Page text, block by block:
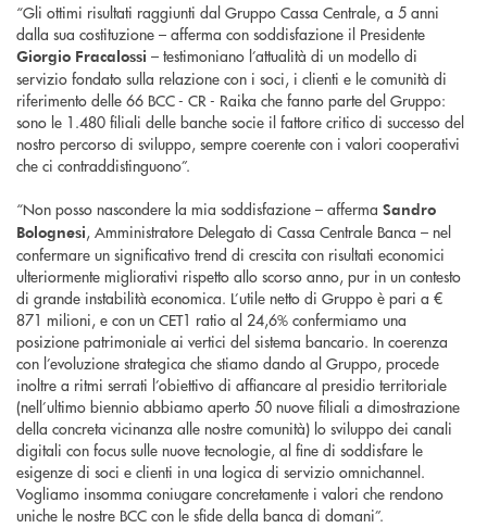
“Gli ottimi risultati raggiunti dal Gruppo Cassa Centrale, a 5 anni
dalla sua costituzione – afferma con soddisfazione il Presidente
Giorgio Fracalossi – testimoniano l’attualità di un modello di
servizio fondato sulla relazione con i soci, i clienti e le comunità di
riferimento delle 66 BCC - CR - Raika che fanno parte del Gruppo:
sono le 1.480 filiali delle banche socie il fattore critico di successo del
nostro percorso di sviluppo, sempre coerente con i valori cooperativi
che ci contraddistinguono”.
“Non posso nascondere la mia soddisfazione – afferma Sandro
Bolognesi, Amministratore Delegato di Cassa Centrale Banca – nel
confermare un significativo trend di crescita con risultati economici
ulteriormente migliorativi rispetto allo scorso anno, pur in un contesto
di grande instabilità economica. L’utile netto di Gruppo è pari a €
871 milioni, e con un CET1 ratio al 24,6% confermiamo una
posizione patrimoniale ai vertici del sistema bancario. In coerenza
con l’evoluzione strategica che stiamo dando al Gruppo, procede
inoltre a ritmi serrati l’obiettivo di affiancare al presidio territoriale
(nell’ultimo biennio abbiamo aperto 50 nuove filiali a dimostrazione
della concreta vicinanza alle nostre comunità) lo sviluppo dei canali
digitali con focus sulle nuove tecnologie, al fine di soddisfare le
esigenze di soci e clienti in una logica di servizio omnichannel.
Vogliamo insomma coniugare concretamente i valori che rendono
uniche le nostre BCC con le sfide della banca di domani”.